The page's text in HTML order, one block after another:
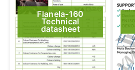
Flanela-160
Technical
datasheet